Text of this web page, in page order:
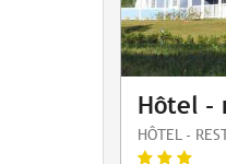
Hôtel -
HÔTEL -